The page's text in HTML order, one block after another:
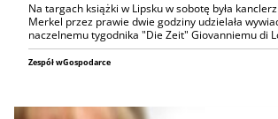
Na targach książki w Lipsku w sobotę była
Merkel przez prawie dwie godziny udzielała
naczelnemu tygodnika "Die Zeit" Giovanniemu di
Zespół wGospodarce